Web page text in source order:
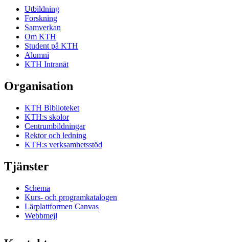
Utbildning
Forskning
Samverkan
Om KTH
Student på KTH
Alumni
KTH Intranät
Organisation
KTH Biblioteket
KTH:s skolor
Centrumbildningar
Rektor och ledning
KTH:s verksamhetsstöd
Tjänster
Schema
Kurs- och programkatalogen
Lärplattformen Canvas
Webbmejl